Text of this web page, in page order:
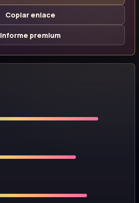
Copiar enlace
Informe premium